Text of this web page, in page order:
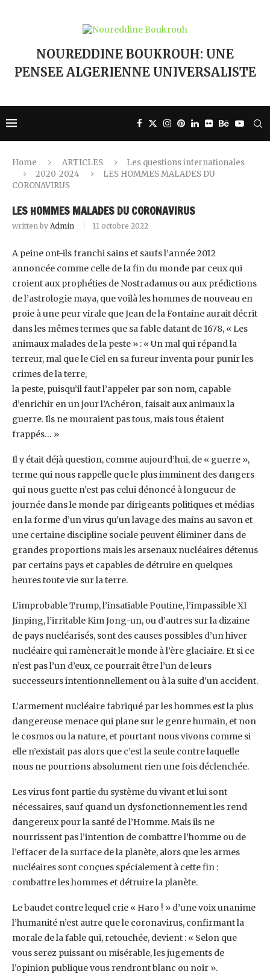
NOUREDDINE BOUKROUH: UNE
PENSEE ALGERIENNE UNIVERSALISTE
Home ARTICLES
Les questions internationales
2020-2024
LES HOMMES MALADES DU
CORONAVIRUS
LES HOMMES MALADES DU CORONAVIRUS
written by Admin 11 octobre 2022
A peine ont-ils franchi sains et saufs l’année 2012
annoncée comme celle de la fin du monde par ceux qui
croient aux prophéties de Nostradamus ou aux prédictions
de l’astrologie maya, que voilà les hommes de nouveau en
proie à une peur virale que Jean de la Fontaine aurait décrit
dans les mêmes termes que sa fable datant de 1678, « Les
animaux malades de la peste » : « Un mal qui répand la
terreur, mal que le Ciel en sa fureur inventa pour punir les
crimes de la terre,
la peste, puisqu’il faut l’appeler par son nom, capable
d’enrichir en un jour l’Achéron, faisait aux animaux la
guerre. Ils ne mouraient pas tous, mais tous étaient
frappés… »
Il y était déjà question, comme aujourd’hui, de « guerre »,
terme qui nous rappelle que le plus imminent des dangers
qui nous guette n’est pas celui dénoncé à longueur de
journée dans le monde par dirigeants politiques et médias
en la forme d’un virus qu’un lavage des mains au savon et
une certaine discipline sociale peuvent éliminer dans de
grandes proportions mais les arsenaux nucléaires détenus
par certains pays et capables de détruire en quelques
heures toute vie sur la terre.
L’improbable Trump, l’insatiable Poutine, l’impassible XI
Jinping, l’irritable Kim Jong-un, ou d’autres sur la dizaine
de pays nucléarisés, sont des causes possibles d’un hiver
nucléaire qui ramènerait le monde à l’ère glaciaire. Et si ce
n’est pas l’un d’eux, ce pourrait être l’un de leurs
successeurs intentionnellement ou à la suite d’un accident.
L’armement nucléaire fabriqué par les hommes est la plus
dangereuse menace qui plane sur le genre humain, et non
le cosmos ou la nature, et pourtant nous vivons comme si
elle n’existait pas alors que c’est la seule contre laquelle
nous ne pourrions absolument rien une fois déclenchée.
Les virus font partie du système du vivant et lui sont
nécessaires, sauf quand un dysfonctionnement les rend
dangereux pour la santé de l’Homme. Mais ils ne
nourrissent pas l’intention de combattre l’homme ou de
l’effacer de la surface de la planète, alors que les armes
nucléaires sont conçues spécialement à cette fin :
combattre les hommes et détruire la planète.
Le baudet contre lequel crie « Haro ! » d’une voix unanime
l’humanité n’est autre que le coronavirus, confirmant la
morale de la fable qui, retouchée, devient : « Selon que
vous serez puissant ou misérable, les jugements de
l’opinion publique vous rendront blanc ou noir ».